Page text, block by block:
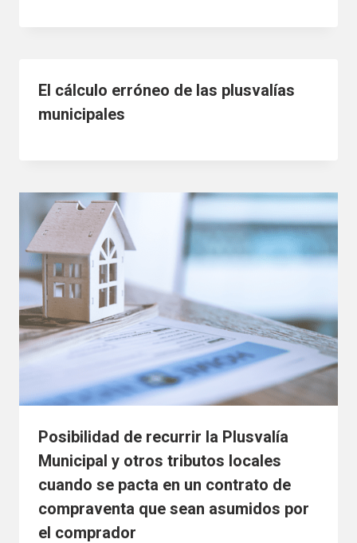
El cálculo erróneo de las plusvalías
municipales
Posibilidad de recurrir la Plusvalía
Municipal y otros tributos locales
cuando se pacta en un contrato de
compraventa que sean asumidos por
el comprador